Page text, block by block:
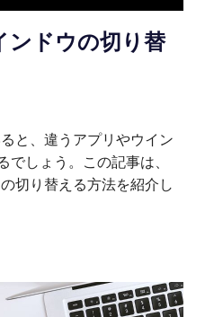
ドウの切り替
と、違うアプリやウイン
でしょう。この記事は、
切り替える方法を紹介し